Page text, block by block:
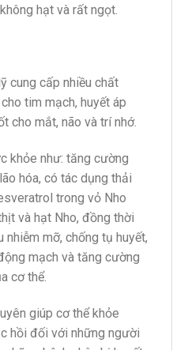
hạt và rất ngọt.
cung cấp nhiều chất
tim mạch, huyết áp
cho mắt, não và trí nhớ.
khỏe như: tăng cường
hóa, có tác dụng thải
trong vỏ Nho
và hạt Nho, đồng thời
mỡ, chống tụ huyết,
mạch và tăng cường
cơ thể.
giúp cơ thể khỏe
hồi đối với những người